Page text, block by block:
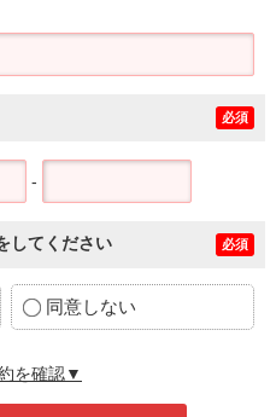
必須
-
してください 必須
同意しない
を確認▼